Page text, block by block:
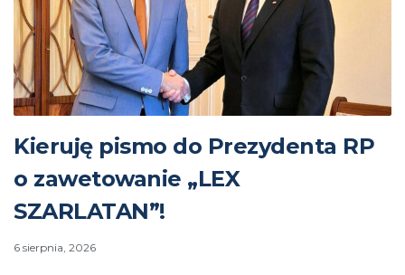
Kieruję pismo do Prezydenta RP
o zawetowanie „LEX
SZARLATAN”!
6 sierpnia, 2026